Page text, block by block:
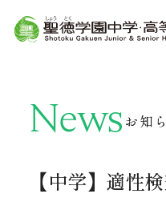
News お知
【中学】適性